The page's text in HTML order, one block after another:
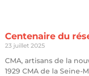
Centenaire du
23 juillet 2025
CMA, artisans de la
1929 CMA de la Seine-